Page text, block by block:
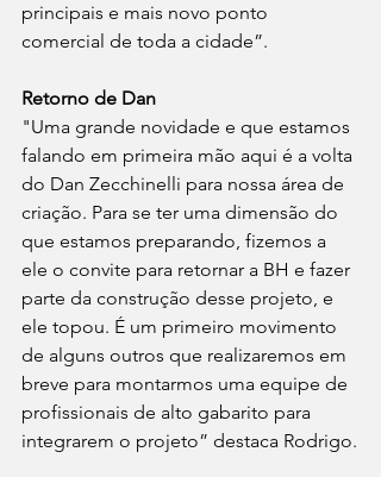
principais e mais novo ponto
comercial de toda a cidade”.
Retorno de Dan
"Uma grande novidade e que estamos
falando em primeira mão aqui é a volta
do Dan Zecchinelli para nossa área de
criação. Para se ter uma dimensão do
que estamos preparando, fizemos a
ele o convite para retornar a BH e fazer
parte da construção desse projeto, e
ele topou. É um primeiro movimento
de alguns outros que realizaremos em
breve para montarmos uma equipe de
profissionais de alto gabarito para
integrarem o projeto” destaca Rodrigo.